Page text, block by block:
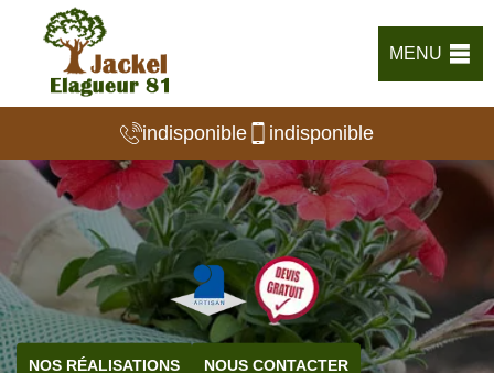
MENU
indisponible indisponible
NOS RÉALISATIONS NOUS CONTACTER